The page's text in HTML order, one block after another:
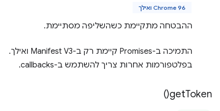
Chrome 96 ואילך
ההבטחה מתקיימת כשהשליפה מסתיימת.
התמיכה ב-Promises קיימת רק ב-Manifest V3 ואילך.
בפלטפורמות אחרות צריך להשתמש ב-callbacks.
getToken(
)